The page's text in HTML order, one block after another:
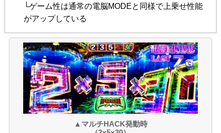
└ゲーム性は通常の電脳MODEと同様で上乗せ性能
がアップしている
▲マルチHACK発動時